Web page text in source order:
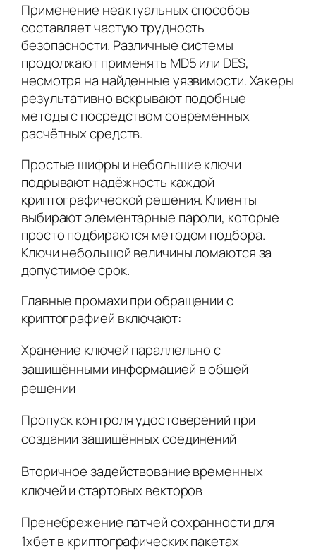
Применение неактуальных способов
составляет частую трудность
безопасности. Различные системы
продолжают применять MD5 или DES,
несмотря на найденные уязвимости. Хакеры
результативно вскрывают подобные
методы с посредством современных
расчётных средств.
Простые шифры и небольшие ключи
подрывают надёжность каждой
криптографической решения. Клиенты
выбирают элементарные пароли, которые
просто подбираются методом подбора.
Ключи небольшой величины ломаются за
допустимое срок.
Главные промахи при обращении с
криптографией включают:
Хранение ключей параллельно с
защищёнными информацией в общей
решении
Пропуск контроля удостоверений при
создании защищённых соединений
Вторичное задействование временных
ключей и стартовых векторов
Пренебрежение патчей сохранности для
1хбет в криптографических пакетах